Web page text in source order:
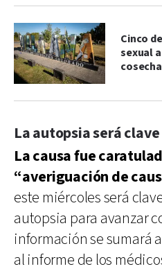
Cinco
sexual
La autopsia será clave
La causa fue
“averiguación de
este miércoles será
autopsia para avanzar
información se sumará
al informe de los